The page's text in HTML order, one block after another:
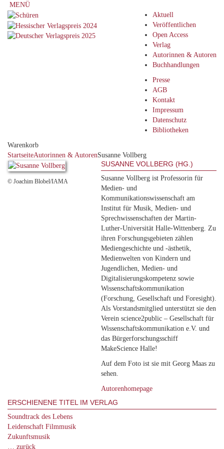
MENÜ
Aktuell
Veröffentlichen
Open Access
Verlag
Autorinnen & Autoren
Buchhandlungen
Presse
AGB
Kontakt
Impressum
Datenschutz
Bibliotheken
Warenkorb
StartseiteAutorinnen & AutorenSusanne Vollberg
© Joachim Blobel/IAMA
SUSANNE VOLLBERG (HG.)
Susanne Vollberg ist Professorin für
Medien- und
Kommunikationswissenschaft am
Institut für Musik, Medien- und
Sprechwissenschaften der Martin-
Luther-Universität Halle-Wittenberg. Zu
ihren Forschungsgebieten zählen
Mediengeschichte und -ästhetik,
Medienwelten von Kindern und
Jugendlichen, Medien- und
Digitalisierungskompetenz sowie
Wissenschaftskommunikation
(Forschung, Gesellschaft und Foresight).
Als Vorstandsmitglied unterstützt sie den
Verein science2public – Gesellschaft für
Wissenschaftskommunikation e.V. und
das Bürgerforschungsschiff
MakeScience Halle!
Auf dem Foto ist sie mit Georg Maas zu
sehen.
Autorenhomepage
ERSCHIENENE TITEL IM VERLAG
Soundtrack des Lebens
Leidenschaft Filmmusik
Zukunftsmusik
… zurück